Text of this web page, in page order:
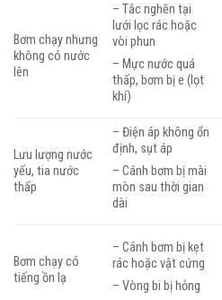
Bơm chạy nhưng
không có nước
lên
– Tắc nghẽn tại
lưới lọc rác hoặc
vòi phun
– Mực nước quá
thấp, bơm bị e (lọt
khí)
Lưu lượng nước
yếu, tia nước
thấp
– Điện áp không ổn
định, sụt áp
– Cánh bơm bị mài
mòn sau thời gian
dài
Bơm chạy có
tiếng ồn lạ
– Cánh bơm bị kẹt
rác hoặc vật cứng
– Vòng bi bị hỏng